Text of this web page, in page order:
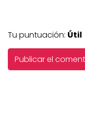
Tu puntuación: Útil